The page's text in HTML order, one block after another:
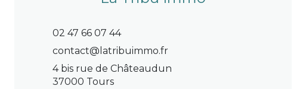
02 47 66 07 44
contact@latribuimmo.fr
4 bis rue de Châteaudun
37000 Tours